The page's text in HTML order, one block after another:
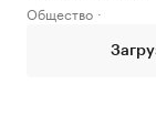
Общество